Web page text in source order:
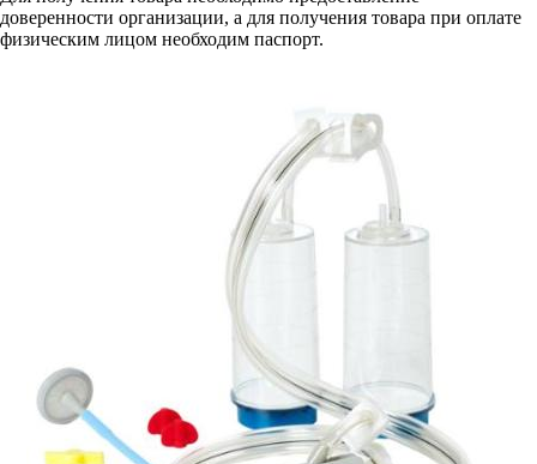
доверенности организации, а для получения товара при оплате
физическим лицом необходим паспорт.